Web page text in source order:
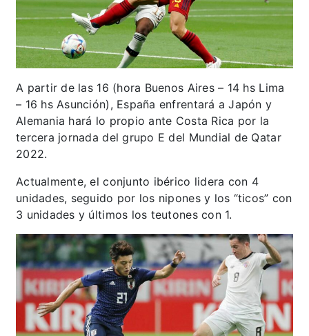
A partir de las 16 (hora Buenos Aires – 14 hs Lima
– 16 hs Asunción), España enfrentará a Japón y
Alemania hará lo propio ante Costa Rica por la
tercera jornada del grupo E del Mundial de Qatar
2022.
Actualmente, el conjunto ibérico lidera con 4
unidades, seguido por los nipones y los “ticos” con
3 unidades y últimos los teutones con 1.